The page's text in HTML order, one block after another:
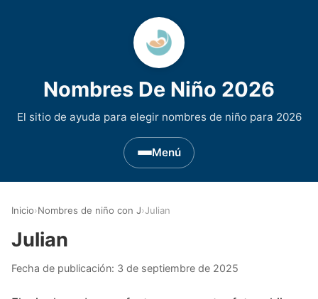
Nombres De Niño 2026
El sitio de ayuda para elegir nombres de niño para 2026
Menú
Inicio›Nombres de niño con J›Julian
Julian
Fecha de publicación: 3 de septiembre de 2025